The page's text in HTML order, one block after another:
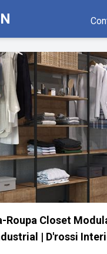
Roupa Closet
| D'rossi